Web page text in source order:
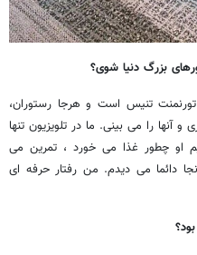
بزرگ دنیا شوی؟
تنیس است و هرجا رستوران،
آنها را می بینی. ما در تلویزیون تنها
او چطور غذا می خورد ، تمرین می
دائما می دیدم. من رفتار حرفه ای